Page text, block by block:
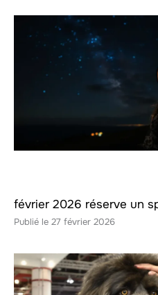
février 2026 réserve un
27 février 2026